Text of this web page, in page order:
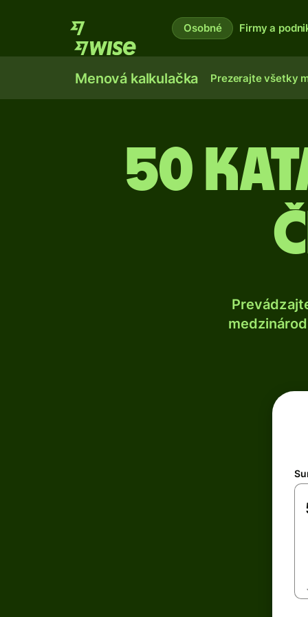
Osobné Firmy a
Menová kalkulačka Prezerajte všetky
50